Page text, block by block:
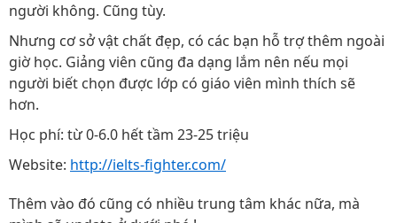
người không. Cũng tùy.
Nhưng cơ sở vật chất đẹp, có các bạn hỗ trợ thêm ngoài
giờ học. Giảng viên cũng đa dạng lắm nên nếu mọi
người biết chọn được lớp có giáo viên mình thích sẽ
hơn.
Học phí: từ 0-6.0 hết tầm 23-25 triệu
Website: http://ielts-fighter.com/
Thêm vào đó cũng có nhiều trung tâm khác nữa, mà